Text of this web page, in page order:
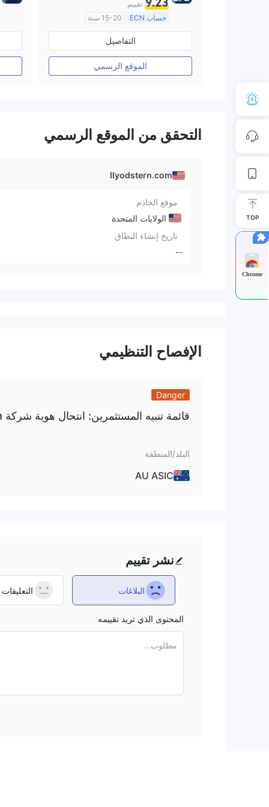
تقييم
حساب ECN
15-20 سنة
منظمة في المملكة المتحدة
صناعة السوق (MM)
رخصة كاملة ميتاتريدر ٤
التفاصيل
الموقع الرسمي
التحقق من الموقع الرسمي
llyodstern.com
موقع الخادم
الولايات المتحدة
تاريخ إنشاء النطاق
--
الإفصاح التنظيمي
Danger
قائمة تنبيه المستثمرين: انتحال هوية شركة Esuperfund Pty Ltd (llyodstern.com).
البلد/المنطقة
AU ASIC
نشر تقييم
البلاغات التعليقات
المحتوى الذي تريد تقييمه
مطلوب...
TOP
Chrome